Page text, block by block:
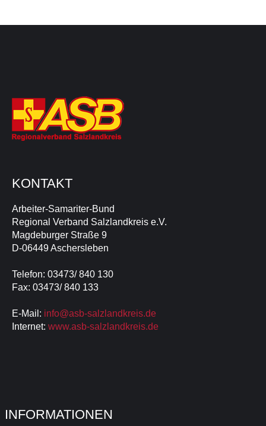
KONTAKT
Arbeiter-Samariter-Bund
Regional Verband Salzlandkreis e.V.
Magdeburger Straße 9
D-06449 Aschersleben
Telefon: 03473/ 840 130
Fax: 03473/ 840 133
E-Mail: info@asb-salzlandkreis.de
Internet: www.asb-salzlandkreis.de
INFORMATIONEN